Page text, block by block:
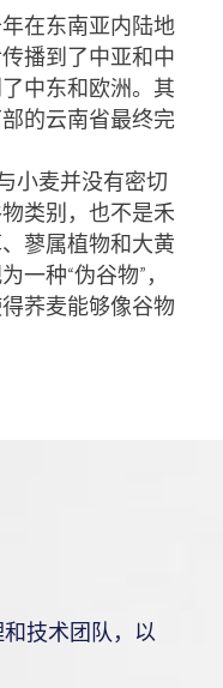
在东南亚内陆地
播到了中亚和中
中东和欧洲。其
的云南省最终完
小麦并没有密切
类别，也不是禾
蓼属植物和大黄
一种“伪谷物”，
荞麦能够像谷物
技术团队，以